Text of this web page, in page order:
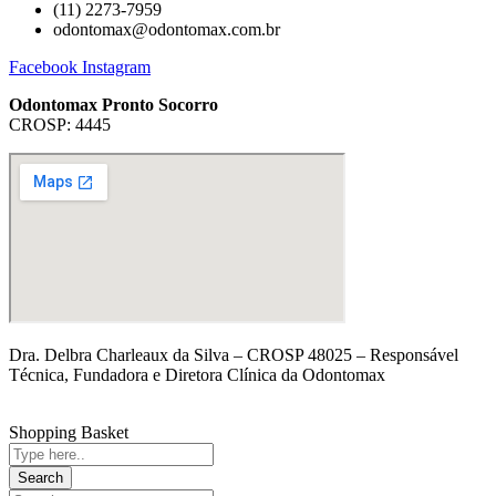
(11) 2273-7959
odontomax@odontomax.com.br
Facebook Instagram
Odontomax Pronto Socorro
CROSP: 4445
Dra. Delbra Charleaux da Silva – CROSP 48025 – Responsável
Técnica, Fundadora e Diretora Clínica da Odontomax
Shopping Basket